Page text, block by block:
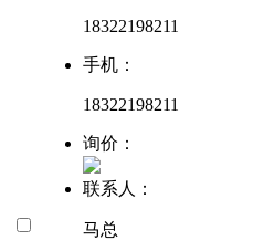
18322198211
手机：
18322198211
询价：
联系人：
马总